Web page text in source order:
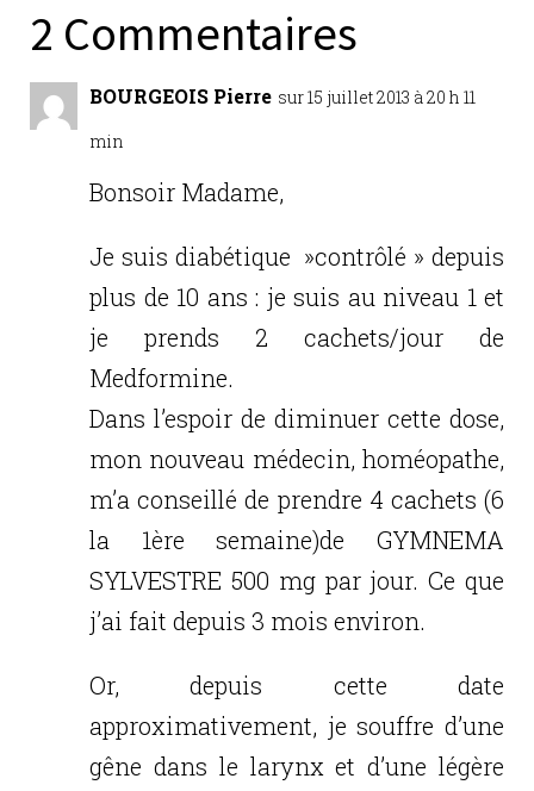
b
o
o
k
r dI
n
er
2 Commentaires
BOURGEOIS Pierre sur 15 juillet 2013 à 20 h 11
min
Bonsoir Madame,
Je suis diabétique »contrôlé » depuis
plus de 10 ans : je suis au niveau 1 et
je prends 2 cachets/jour de
Medformine.
Dans l’espoir de diminuer cette dose,
mon nouveau médecin, homéopathe,
m’a conseillé de prendre 4 cachets (6
la 1ère semaine)de GYMNEMA
SYLVESTRE 500 mg par jour. Ce que
j’ai fait depuis 3 mois environ.
Or, depuis cette date
approximativement, je souffre d’une
gêne dans le larynx et d’une légère